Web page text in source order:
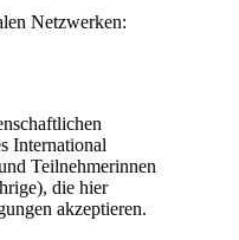
Netzwerken:
International
Teilnehmerinnen
die hier
akzeptieren.